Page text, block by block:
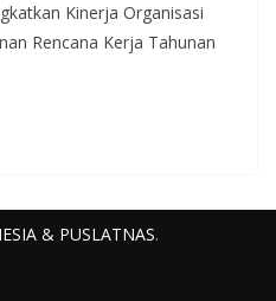
Kinerja Organisasi
Rencana Kerja Tahunan
& PUSLATNAS.